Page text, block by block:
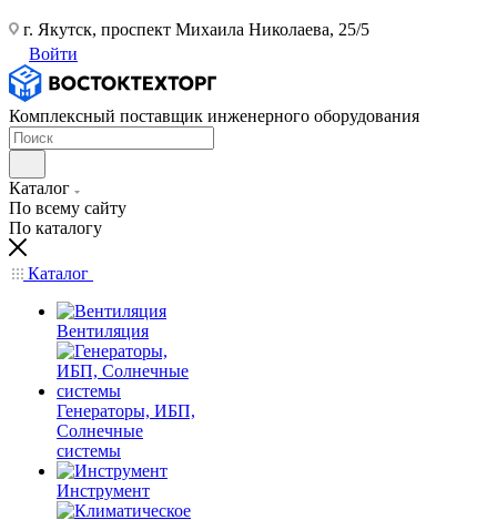
г. Якутск, проспект Михаила Николаева, 25/5
Войти
Комплексный поставщик инженерного оборудования
Каталог
По всему сайту
По каталогу
Каталог
Вентиляция
Генераторы, ИБП,
Солнечные
системы
Инструмент